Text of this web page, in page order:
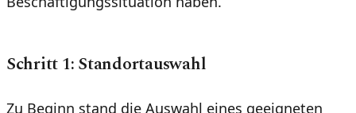
Schritt 1: Standortauswahl
Zu Beginn stand die Auswahl eines geeigneten